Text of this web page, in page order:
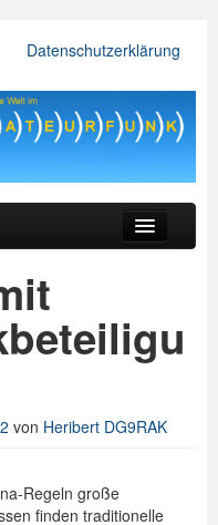
Datenschutzerklärung
von Heribert DG9RAK
Regeln große
finden traditionelle